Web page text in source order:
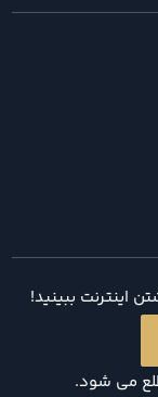
اینترنت ببینید!
می شود.